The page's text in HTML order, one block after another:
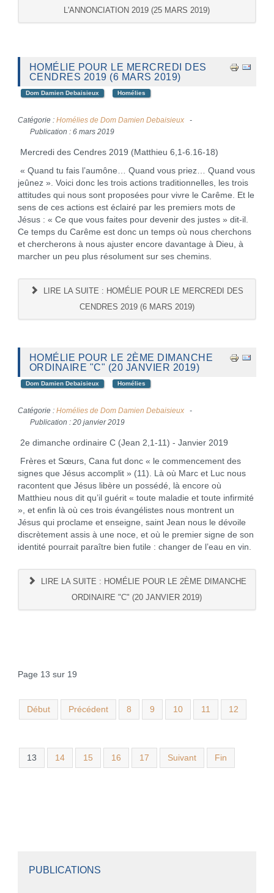
L'ANNONCIATION 2019 (25 MARS 2019)
HOMÉLIE POUR LE MERCREDI DES
CENDRES 2019 (6 MARS 2019)
Dom Damien Debaisieux Homélies
Catégorie : Homélies de Dom Damien Debaisieux
Publication : 6 mars 2019
Mercredi des Cendres 2019 (Matthieu 6,1-6.16-18)
« Quand tu fais l’aumône… Quand vous priez… Quand vous
jeûnez ». Voici donc les trois actions traditionnelles, les trois
attitudes qui nous sont proposées pour vivre le Carême. Et le
sens de ces actions est éclairé par les premiers mots de
Jésus : « Ce que vous faites pour devenir des justes » dit-il.
Ce temps du Carême est donc un temps où nous cherchons
et chercherons à nous ajuster encore davantage à Dieu, à
marcher un peu plus résolument sur ses chemins.
LIRE LA SUITE : HOMÉLIE POUR LE MERCREDI DES
CENDRES 2019 (6 MARS 2019)
HOMÉLIE POUR LE 2ÈME DIMANCHE
ORDINAIRE "C" (20 JANVIER 2019)
Dom Damien Debaisieux Homélies
Catégorie : Homélies de Dom Damien Debaisieux
Publication : 20 janvier 2019
2e dimanche ordinaire C (Jean 2,1-11) - Janvier 2019
Frères et Sœurs, Cana fut donc « le commencement des
signes que Jésus accomplit » (11). Là où Marc et Luc nous
racontent que Jésus libère un possédé, là encore où
Matthieu nous dit qu’il guérit « toute maladie et toute infirmité
», et enfin là où ces trois évangélistes nous montrent un
Jésus qui proclame et enseigne, saint Jean nous le dévoile
discrètement assis à une noce, et où le premier signe de son
identité pourrait paraître bien futile : changer de l’eau en vin.
LIRE LA SUITE : HOMÉLIE POUR LE 2ÈME DIMANCHE
ORDINAIRE "C" (20 JANVIER 2019)
Page 13 sur 19
Début Précédent 8 9 10 11 12
13 14 15 16 17 Suivant Fin
PUBLICATIONS